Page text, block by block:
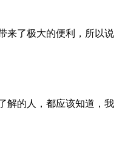
来了极大的便利，所以说
解的人，都应该知道，我